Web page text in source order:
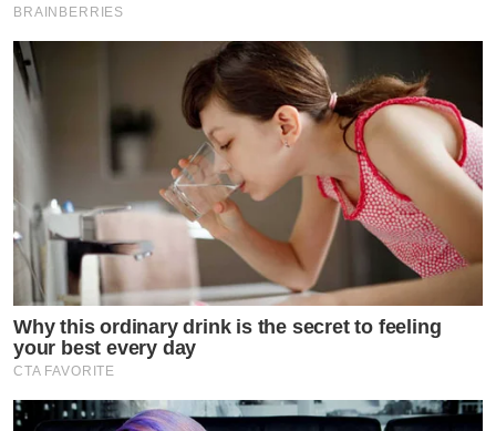
BRAINBERRIES
Why this ordinary drink is the secret to feeling
your best every day
CTA FAVORITE